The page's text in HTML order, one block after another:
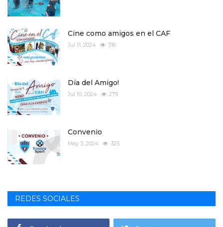
Cine como amigos en el CAF
Jul 11, 2024 316
Día del Amigo!
Jul 10, 2024 279
Convenio
May 3, 2024 325
REDES SOCIALES